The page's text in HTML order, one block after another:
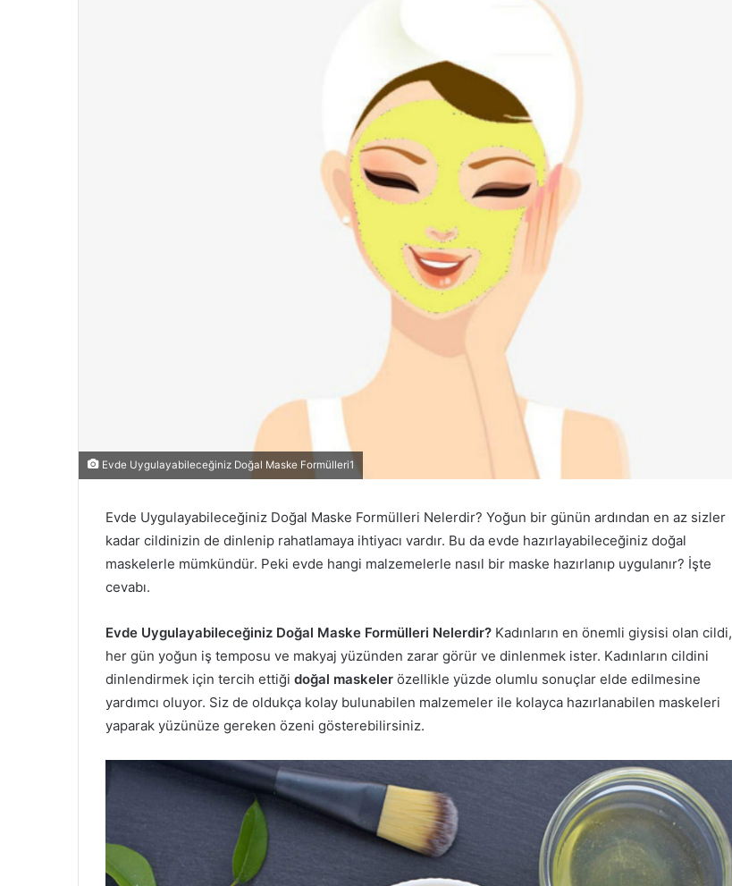
Evde Uygulayabileceğiniz Doğal Maske Formülleri1
Evde Uygulayabileceğiniz Doğal Maske Formülleri Nelerdir? Yoğun bir günün ardından en az sizler
kadar cildinizin de dinlenip rahatlamaya ihtiyacı vardır. Bu da evde hazırlayabileceğiniz doğal
maskelerle mümkündür. Peki evde hangi malzemelerle nasıl bir maske hazırlanıp uygulanır? İşte
cevabı.
Evde Uygulayabileceğiniz Doğal Maske Formülleri Nelerdir? Kadınların en önemli giysisi olan cildi,
her gün yoğun iş temposu ve makyaj yüzünden zarar görür ve dinlenmek ister. Kadınların cildini
dinlendirmek için tercih ettiği doğal maskeler özellikle yüzde olumlu sonuçlar elde edilmesine
yardımcı oluyor. Siz de oldukça kolay bulunabilen malzemeler ile kolayca hazırlanabilen maskeleri
yaparak yüzünüze gereken özeni gösterebilirsiniz.